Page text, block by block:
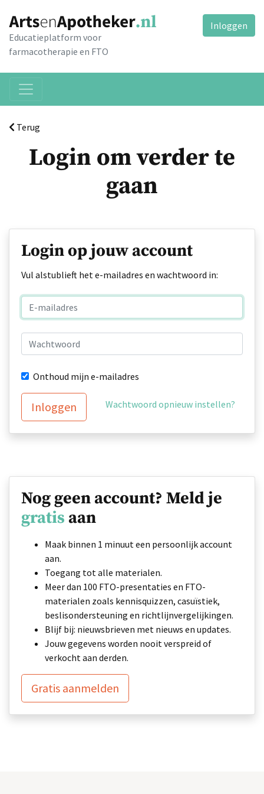
Educatieplatform voor
farmacotherapie en FTO
Inloggen
Terug
Login om verder te
gaan
Login op jouw account
Vul alstublieft het e-mailadres en wachtwoord in:
Onthoud mijn e-mailadres
Inloggen Wachtwoord opnieuw instellen?
Nog geen account? Meld je
gratis aan
Maak binnen 1 minuut een persoonlijk account
aan.
Toegang tot alle materialen.
Meer dan 100 FTO-presentaties en FTO-
materialen zoals kennisquizzen, casuïstiek,
beslisondersteuning en richtlijnvergelijkingen.
Blijf bij: nieuwsbrieven met nieuws en updates.
Jouw gegevens worden nooit verspreid of
verkocht aan derden.
Gratis aanmelden